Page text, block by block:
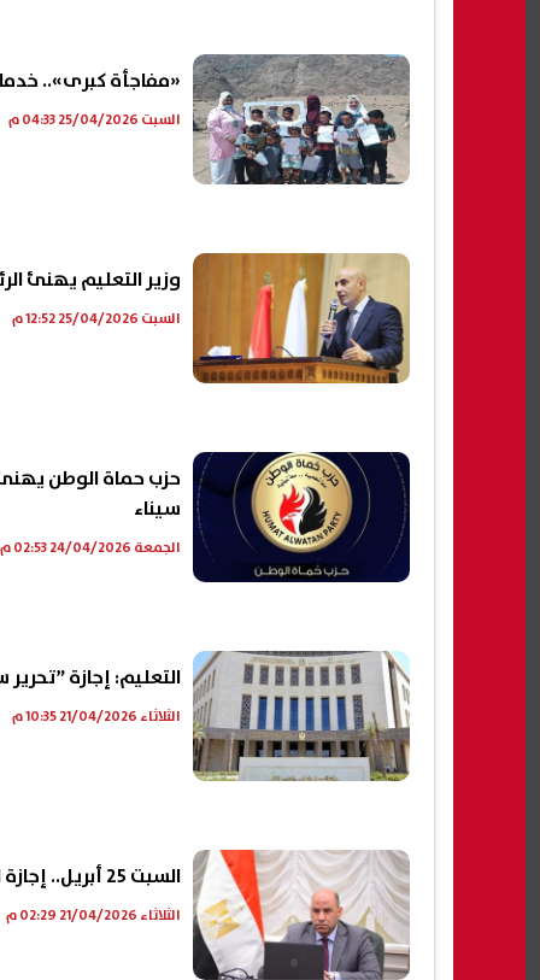
«مفاجأة كبرى»..
السبت 25/04/2026 04:33 م
وزير التعليم يهنئ
السبت 25/04/2026 12:52 م
سيناء
الجمعة 24/04/2026 02:53 م
التعليم: إجازة
الثلاثاء 21/04/2026 10:35 م
السبت 25 أبريل.. إجازة للعاملين بالقطاع الخاص بمناسبة عيد تحرير سيناء
الثلاثاء 21/04/2026 02:29 م